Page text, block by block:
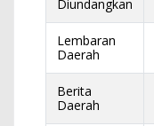
Diundangkan
Lembaran
Daerah
Berita
Daerah